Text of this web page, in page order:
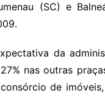
(SC) e
da
nas outras
de